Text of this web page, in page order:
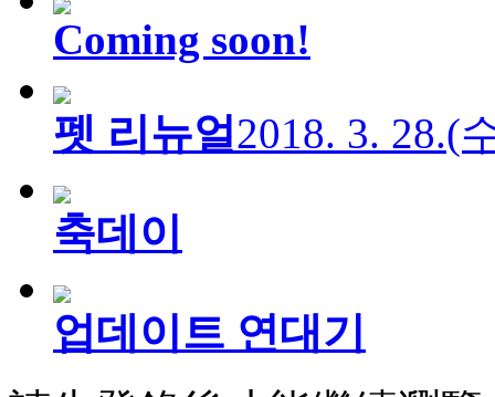
Coming soon!
펫 리뉴얼2018. 3. 28.(
축데이
업데이트 연대기